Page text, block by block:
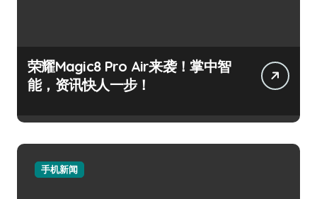
荣耀Magic8 Pro Air来袭！掌中智
能，资讯快人一步！
手机新闻